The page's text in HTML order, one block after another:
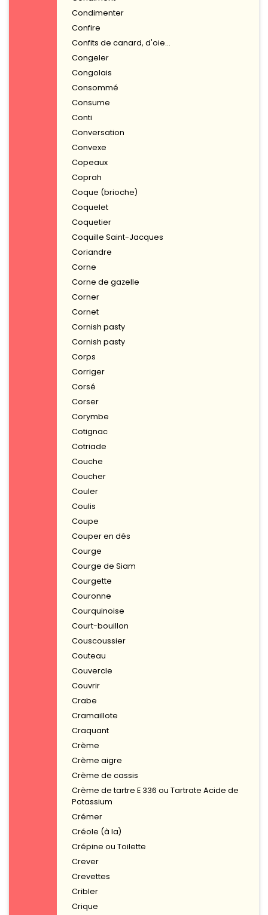
Condimenter
Confire
Confits de canard, d'oie...
Congeler
Congolais
Consommé
Consume
Conti
Conversation
Convexe
Copeaux
Coprah
Coque (brioche)
Coquelet
Coquetier
Coquille Saint-Jacques
Coriandre
Corne
Corne de gazelle
Corner
Cornet
Cornish pasty
Cornish pasty
Corps
Corriger
Corsé
Corser
Corymbe
Cotignac
Cotriade
Couche
Coucher
Couler
Coulis
Coupe
Couper en dés
Courge
Courge de Siam
Courgette
Couronne
Courquinoise
Court-bouillon
Couscoussier
Couteau
Couvercle
Couvrir
Crabe
Cramaillote
Craquant
Crème
Crème aigre
Crème de cassis
Crème de tartre E 336 ou Tartrate Acide de
Potassium
Crémer
Créole (à la)
Crépine ou Toilette
Crever
Crevettes
Cribler
Crique